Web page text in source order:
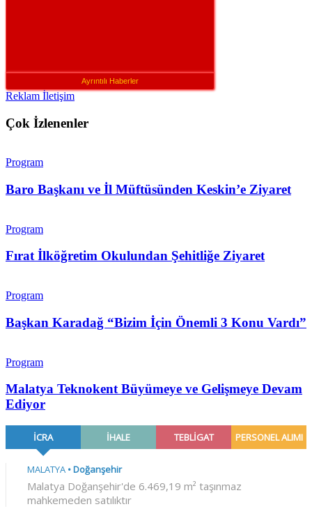
Ayrıntılı Haberler
Reklam İletişim
Çok İzlenenler
Program
Baro Başkanı ve İl Müftüsünden Keskin’e Ziyaret
Program
Fırat İlköğretim Okulundan Şehitliğe Ziyaret
Program
Başkan Karadağ “Bizim İçin Önemli 3 Konu Vardı”
Program
Malatya Teknokent Büyümeye ve Gelişmeye Devam
Ediyor